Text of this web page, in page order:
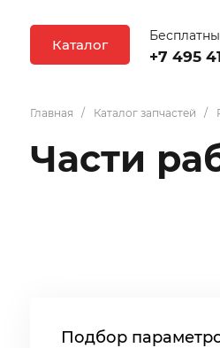
Каталог
+7 495
Главная Каталог запчастей
Части
Подбор